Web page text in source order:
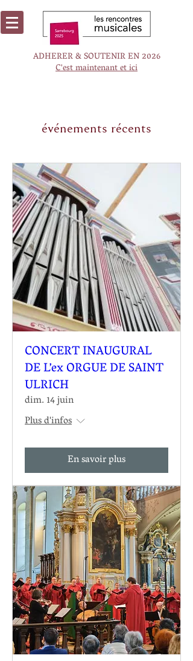
ADHERER & SOUTENIR EN 2026
C'est maintenant et ici
événements récents
CONCERT INAUGURAL
DE L’ex ORGUE DE SAINT
ULRICH
dim. 14 juin
Plus d'infos
En savoir plus